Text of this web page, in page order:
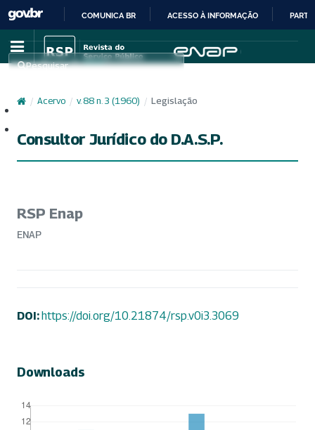
IR
PARA
CONTEÚDO
COMUNICA BR ACESSO À INFORMAÇÃO
Pesquisar
/ Acervo / v. 88 n. 3 (1960) / Legislação
Consultor Jurídico do D.A.S.P.
RSP Enap
ENAP
DOI:https://doi.org/10.21874/rsp.v0i3.3069
Downloads